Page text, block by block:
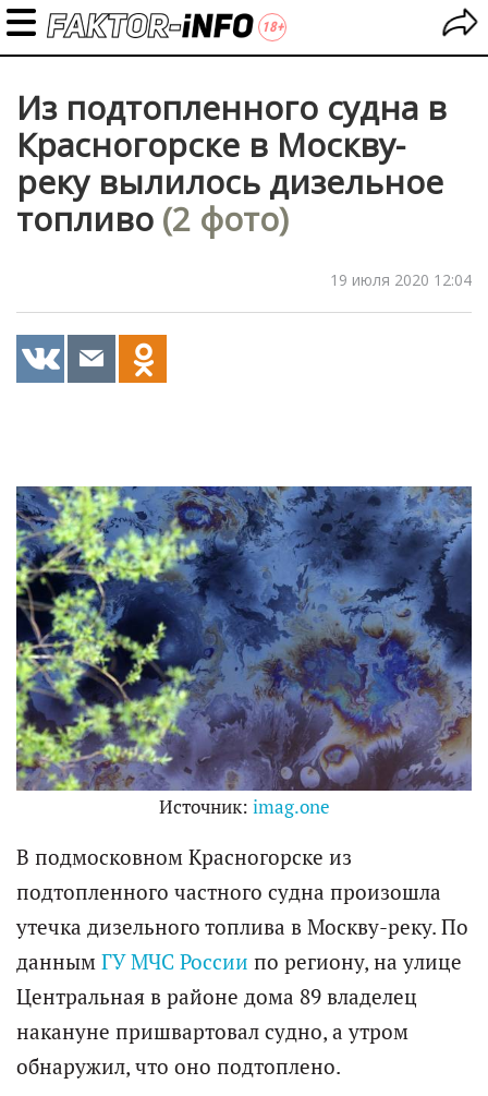
Из подтопленного судна в
Красногорске в Москву-
реку вылилось дизельное
топливо (2 фото)
19 июля 2020 12:04
Источник: imag.one
В подмосковном Красногорске из
подтопленного частного судна произошла
утечка дизельного топлива в Москву-реку. По
данным ГУ МЧС России по региону, на улице
Центральная в районе дома 89 владелец
накануне пришвартовал судно, а утром
обнаружил, что оно подтоплено.